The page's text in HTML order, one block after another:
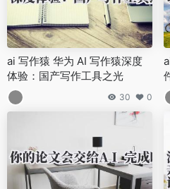
ai 写作猿 华为 AI 写作猿深度
体验：国产写作工具之光
30 0